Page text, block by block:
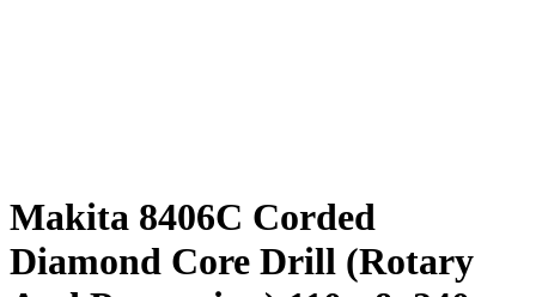
Makita 8406C Corded
Diamond Core Drill (Rotary